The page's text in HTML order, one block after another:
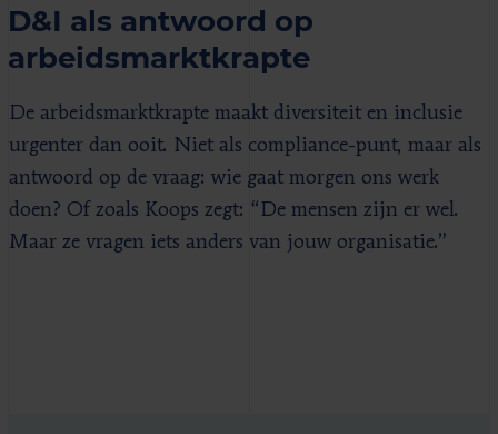
D&I als antwoord op
arbeidsmarktkrapte
De arbeidsmarktkrapte maakt diversiteit en inclusie
urgenter dan ooit. Niet als compliance-punt, maar als
antwoord op de vraag: wie gaat morgen ons werk
doen? Of zoals Koops zegt: “De mensen zijn er wel.
Maar ze vragen iets anders van jouw organisatie.”